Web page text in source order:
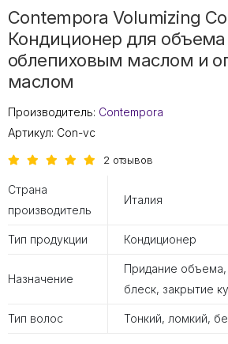
Contempora Volumizing
Кондиционер для объема
облепиховым маслом и
маслом
Производитель: Contempora
Артикул: Con-vc
2 отзывов
Страна
производитель
Италия
Тип продукции Кондиционер
Назначение
Придание
блеск, закрытие
Тип волос Тонкий, ломкий,